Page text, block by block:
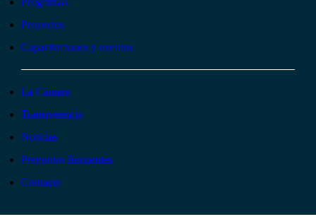
Proyectos
Capacitaciones y eventos
La Cámara
Transparencia
Noticias
Preguntas frecuentes
Contacto